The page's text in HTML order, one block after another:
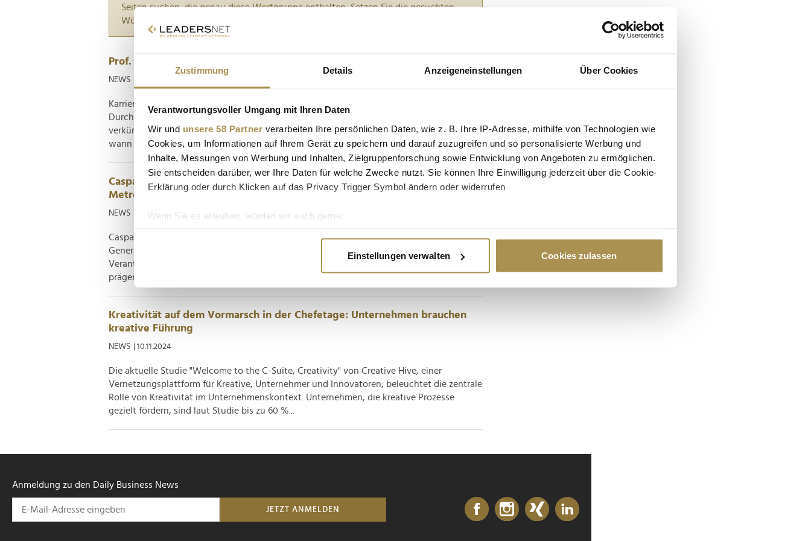
Zustimmung Details Anzeigeneinstellungen Über Cookies
Verantwortungsvoller Umgang mit Ihren Daten
Wir und unsere 58 Partner verarbeiten Ihre persönlichen Daten, wie z. B. Ihre IP-Adresse, mithilfe von Technologien wie
Cookies, um Informationen auf Ihrem Gerät zu speichern und darauf zuzugreifen und so personalisierte Werbung und
Inhalte, Messungen von Werbung und Inhalten, Zielgruppenforschung sowie Entwicklung von Angeboten zu ermöglichen.
Sie entscheiden darüber, wer Ihre Daten für welche Zwecke nutzt. Sie können Ihre Einwilligung jederzeit über die Cookie-
Erklärung oder durch Klicken auf das Privacy Trigger Symbol ändern oder widerrufen
Wenn Sie es erlauben, würden wir auch gerne:
Erfahren Sie mehr darüber, wie Ihre persönlichen Daten verarbeitet werden, und legen Sie Ihre Präferenzen im
und die Zugriffe auf unsere Website zu analysieren. Außerdem geben wir Informationen zu Ihrer Verwendung unserer
Website an unsere Partner für soziale Medien, Werbung und Analysen weiter. Unsere Partner führen diese Informationen
möglicherweise mit weiteren Daten zusammen, die Sie ihnen bereitgestellt haben oder die sie im Rahmen Ihrer Nutzung
der Dienste gesammelt haben.
Einstellungen verwalten Cookies zulassen
Seiten suchen, die genau diese Wortgruppe enthalten: Setzen Sie die gesuchten
Wörter zwischen Anführungszeichen: zb "Vorname Nachname".
Prof. Wilhelm Eisner: "Viele Menschen kommen zu früh in Machtpositionen"
NEWS
Karriere, Leistung und Führung werden meist mit Ausbildung, Tempo und
Durchsetzungskraft verbunden. Der Mediziner Wilhelm Eisner hält diese Sichtweise für
verkürzt. Er beschäftigt sich mit der Frage, wie sich das menschliche Gehirn entwickelt,
wann persönliche Reife entsteht – und welche Folgen es...
Caspar Brockhaus: "Plettenberg statt London – Der Mittelstand abseits der
Metropolen ist eine echte...
NEWS | 29.04.2025
Caspar Brockhaus führt die traditionsreiche Brockhaus Unternehmensgruppe in sechster
Generation mit Weitblick, Innovationskraft und einem klaren Bekenntnis zu Leistung und
Verantwortung. Im Interview mit LEADERSNET spricht der Unternehmer über seine
prägende Jugend zwischen Plettenberg und Harvard,...
Kreativität auf dem Vormarsch in der Chefetage: Unternehmen brauchen
kreative Führung
NEWS | 10.11.2024
Die aktuelle Studie "Welcome to the C-Suite, Creativity" von Creative Hive, einer
Vernetzungsplattform für Kreative, Unternehmer und Innovatoren, beleuchtet die zentrale
Rolle von Kreativität im Unternehmenskontext. Unternehmen, die kreative Prozesse
gezielt fördern, sind laut Studie bis zu 60 %...
Anmeldung zu den Daily Business News
JETZT ANMELDEN